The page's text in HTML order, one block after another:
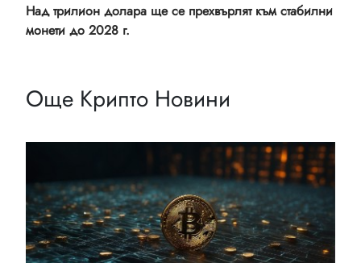
Над трилион долара ще се прехвърлят към стабилни
монети до 2028 г.
Още Крипто Новини